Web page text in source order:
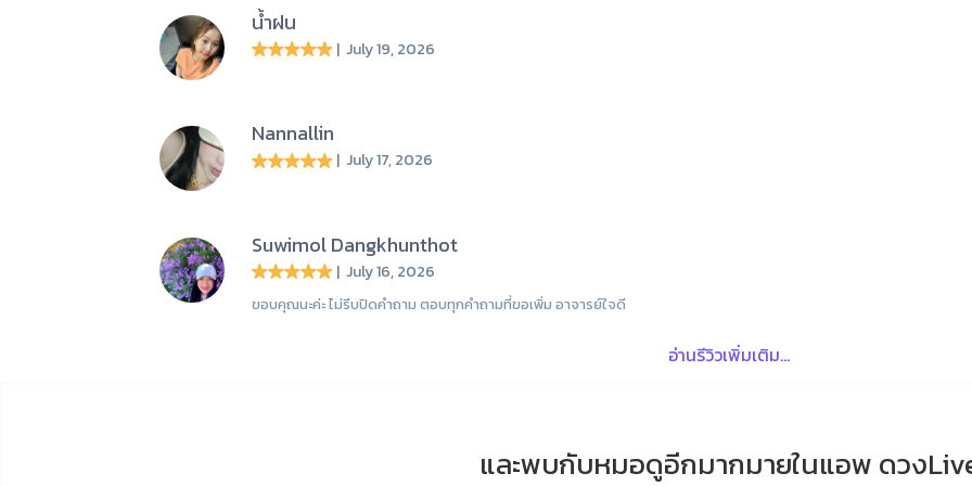
น้ำฝน
| July 19, 2026
Nannallin
| July 17, 2026
Suwimol Dangkhunthot
| July 16, 2026
ขอบคุณนะค่ะ ไม่รีบปิดคำถาม ตอบทุกคำถามที่ขอเพิ่ม อาจารย์ใจดี
อ่านรีวิวเพิ่มเติม...
และพบกับหมอดูอีกมากมายในแอพ ดวง